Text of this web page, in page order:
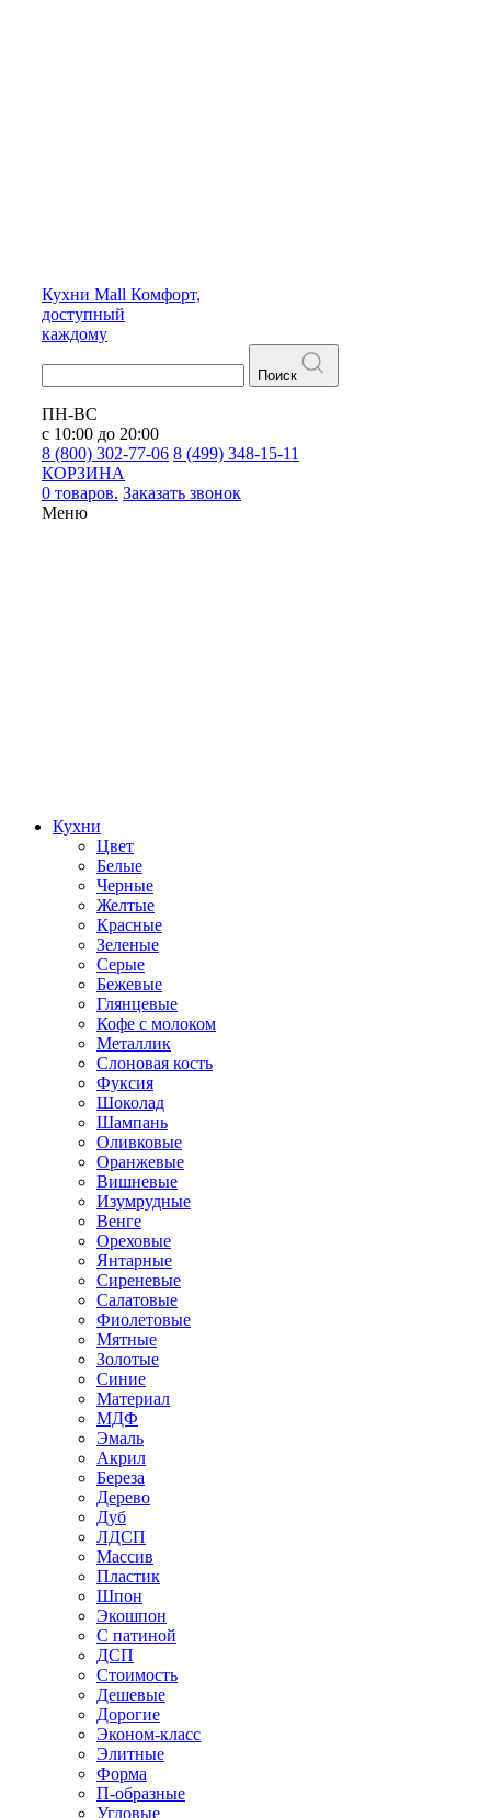
Кухни Mall Комфорт,
доступный
каждому
Поиск
ПН-ВС
с 10:00 до 20:00
8 (800) 302-77-06 8 (499) 348-15-11
КОРЗИНА
0 товаров. Заказать звонок
Меню
Кухни
Цвет
Белые
Черные
Желтые
Красные
Зеленые
Серые
Бежевые
Глянцевые
Кофе с молоком
Металлик
Слоновая кость
Фуксия
Шоколад
Шампань
Оливковые
Оранжевые
Вишневые
Изумрудные
Венге
Ореховые
Янтарные
Сиреневые
Салатовые
Фиолетовые
Мятные
Золотые
Синие
Материал
МДФ
Эмаль
Акрил
Береза
Дерево
Дуб
ЛДСП
Массив
Пластик
Шпон
Экошпон
С патиной
ДСП
Стоимость
Дешевые
Дорогие
Эконом-класс
Элитные
Форма
П-образные
Угловые